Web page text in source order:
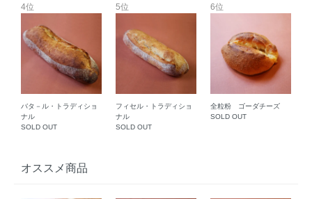
4位
バタ－ル・トラディショ
ナル
SOLD OUT
5位
フィセル・トラディショ
ナル
SOLD OUT
6位
全粒粉 ゴーダチーズ
SOLD OUT
オススメ商品